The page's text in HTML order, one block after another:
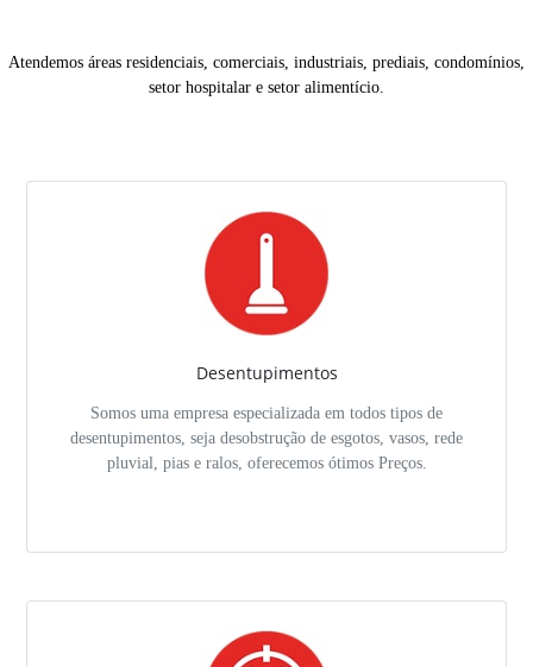
Atendemos áreas residenciais, comerciais, industriais, prediais, condomínios,
setor hospitalar e setor alimentício.
Desentupimentos
Somos uma empresa especializada em todos tipos de
desentupimentos, seja desobstrução de esgotos, vasos, rede
pluvial, pias e ralos, oferecemos ótimos Preços.